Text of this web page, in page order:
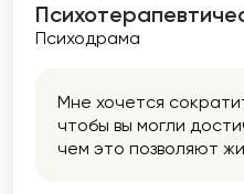
Психодрама
Мне хочется
чтобы вы могли
чем это позволяют